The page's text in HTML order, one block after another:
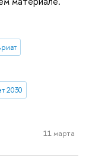
2030
11 марта